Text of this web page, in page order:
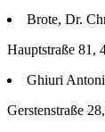
Brote, Dr.
Hauptstraße 81,
Ghiuri
Gerstenstraße